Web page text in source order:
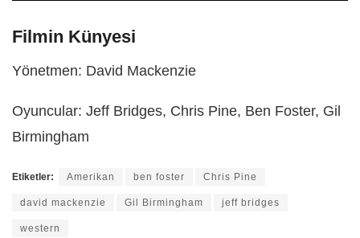
Filmin Künyesi
Yönetmen: David Mackenzie
Oyuncular: Jeff Bridges, Chris Pine, Ben Foster, Gil
Birmingham
Etiketler: Amerikan ben foster Chris Pine
david mackenzie Gil Birmingham jeff bridges
western